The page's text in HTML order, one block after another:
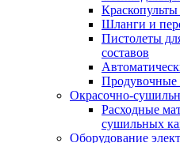
Шланги и
Пистолеты
составов
Продувочные
Окрасочно-
Расходные
сушильных
Оборудование